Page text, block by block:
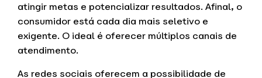
atingir metas e potencializar resultados. Afinal, o
consumidor está cada dia mais seletivo e
exigente. O ideal é oferecer múltiplos canais de
atendimento.
As redes sociais oferecem a possibilidade de